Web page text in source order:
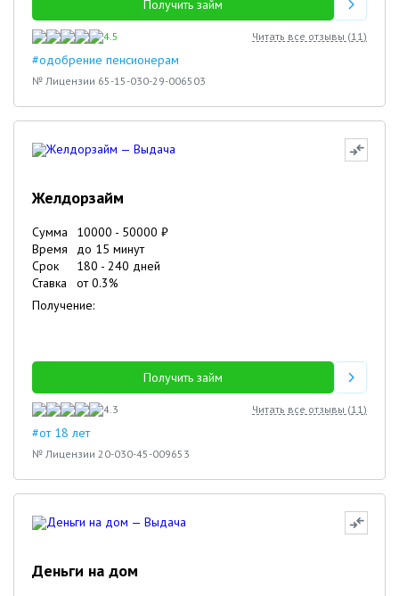
Деньги на дом
Получить займ
4.5 Читать все отзывы (11)
#одобрение пенсионерам
№ Лицензии 65-15-030-29-006503
Желдорзайм
Сумма 10000 - 50000 ₽
Время
до 15 минут
Срок
180 - 240 дней
Ставка
от0.3%
Получение:
Получить займ
4.3 Читать все отзывы (11)
#от 18 лет
№ Лицензии 20-030-45-009653